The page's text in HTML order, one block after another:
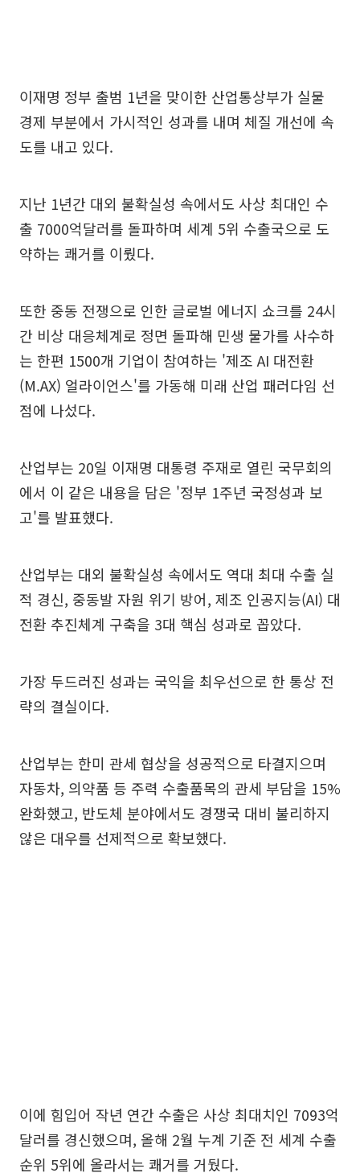
이재명 정부 출범 1년을 맞이한 산업통상부가 실물
경제 부분에서 가시적인 성과를 내며 체질 개선에 속
도를 내고 있다.
지난 1년간 대외 불확실성 속에서도 사상 최대인 수
출 7000억달러를 돌파하며 세계 5위 수출국으로 도
약하는 쾌거를 이뤘다.
또한 중동 전쟁으로 인한 글로벌 에너지 쇼크를 24시
간 비상 대응체계로 정면 돌파해 민생 물가를 사수하
는 한편 1500개 기업이 참여하는 '제조 AI 대전환
(M.AX) 얼라이언스'를 가동해 미래 산업 패러다임 선
점에 나섰다.
산업부는 20일 이재명 대통령 주재로 열린 국무회의
에서 이 같은 내용을 담은 '정부 1주년 국정성과 보
고'를 발표했다.
산업부는 대외 불확실성 속에서도 역대 최대 수출 실
적 경신, 중동발 자원 위기 방어, 제조 인공지능(AI) 대
전환 추진체계 구축을 3대 핵심 성과로 꼽았다.
가장 두드러진 성과는 국익을 최우선으로 한 통상 전
략의 결실이다.
산업부는 한미 관세 협상을 성공적으로 타결지으며
자동차, 의약품 등 주력 수출품목의 관세 부담을 15%
완화했고, 반도체 분야에서도 경쟁국 대비 불리하지
않은 대우를 선제적으로 확보했다.
이에 힘입어 작년 연간 수출은 사상 최대치인 7093억
달러를 경신했으며, 올해 2월 누계 기준 전 세계 수출
순위 5위에 올라서는 쾌거를 거뒀다.